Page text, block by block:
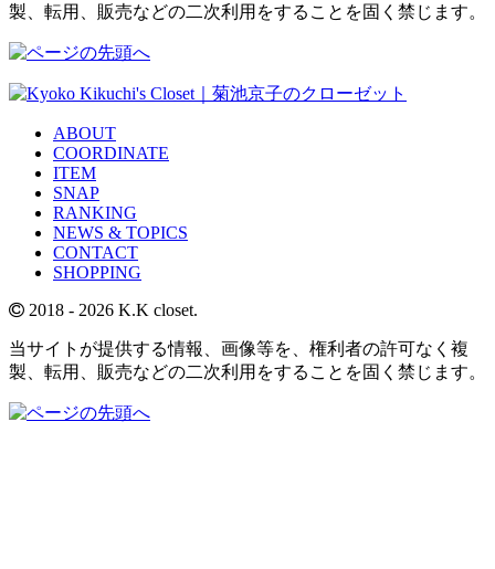
製、転用、販売などの二次利用をすることを固く禁じます。
ABOUT
COORDINATE
ITEM
SNAP
RANKING
NEWS & TOPICS
CONTACT
SHOPPING
2018 - 2026 K.K closet.
当サイトが提供する情報、画像等を、権利者の許可なく複
製、転用、販売などの二次利用をすることを固く禁じます。